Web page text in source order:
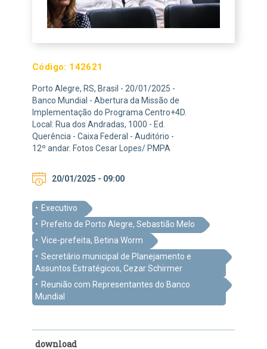
Código: 142621
Porto Alegre, RS, Brasil - 20/01/2025 -
Banco Mundial - Abertura da Missão de
Implementação do Programa Centro+4D.
Local: Rua dos Andradas, 1000 - Ed.
Querência - Caixa Federal - Auditório -
12º andar. Fotos Cesar Lopes/ PMPA
20/01/2025 - 09:00
Executivo
Prefeito de Porto Alegre, Sebastião Melo
Vice-prefeita, Betina Worm
Secretário municipal de Planejamento e
Assuntos Estratégicos, Cezar Schirmer
Reunião com Representantes do Banco
Mundial
download